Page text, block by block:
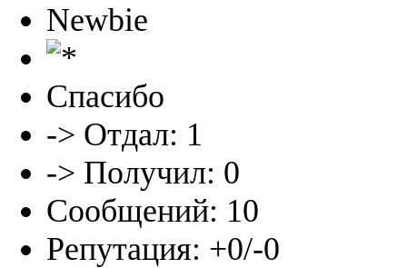
Newbie
Спасибо
-> Отдал: 1
-> Получил: 0
Сообщений: 10
Репутация: +0/-0